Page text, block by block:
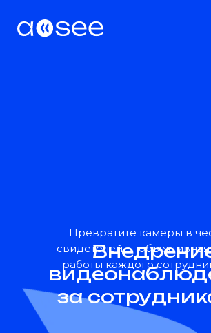
за
Превратите камеры в
свидетелей —
работы каждого